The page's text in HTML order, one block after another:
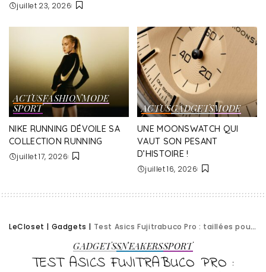
juillet 23, 2026
ACTUSFASHIONMODE
SPORT
NIKE RUNNING DÉVOILE SA
COLLECTION RUNNING
juillet 17, 2026
ACTUSGADGETSMODE
UNE MOONSWATCH QUI
VAUT SON PESANT
D’HISTOIRE !
juillet 16, 2026
LeCloset | Gadgets | Test Asics Fujitrabuco Pro : taillées pour l’aventure !
GADGETSSNEAKERSSPORT
TEST ASICS FUJITRABUCO PRO :